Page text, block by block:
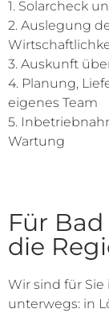
1. Solarcheck
2. Auslegung
3. Auskunft
4. Planung,
eigenes Team
5.
Wartung
Für
die
Wir sind für
unterwegs: in